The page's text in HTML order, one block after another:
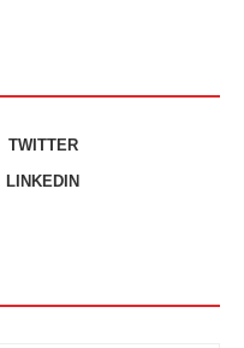
TWITTER
LINKEDIN